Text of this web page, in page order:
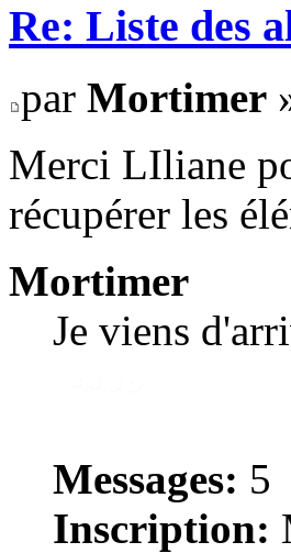
Re: Liste des
par Mortimer
Merci LIliane
récupérer les
Mortimer
Je viens
Messages: 5
Inscription: